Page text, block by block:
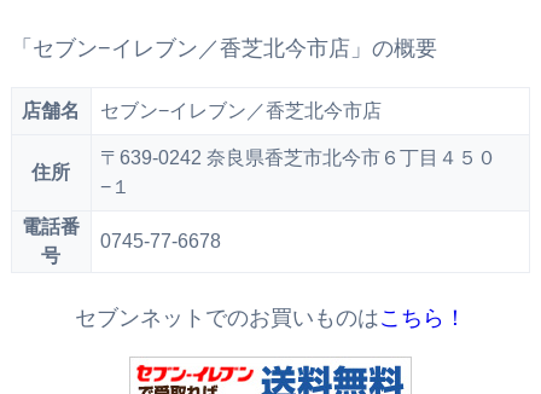
「セブン−イレブン／香芝北今市店」の概要
店舗名 セブン−イレブン／香芝北今市店
住所
〒639-0242 奈良県香芝市北今市６丁目４５０
−１
電話番
号
0745-77-6678
セブンネットでのお買いものはこちら！